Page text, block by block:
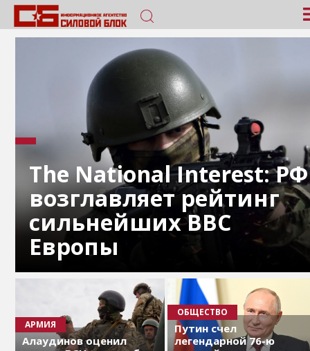
The National Interest: РФ
возглавляет рейтинг
сильнейших ВВС
Европы
АРМИЯ
Алаудинов оценил
ОБЩЕСТВО
Путин счел
легендарной 76-ю